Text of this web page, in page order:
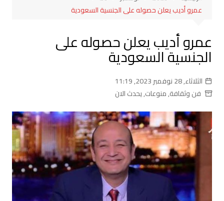
عمرو أديب يعلن حصوله على الجنسية السعودية
عمرو أديب يعلن حصوله على
الجنسية السعودية
الثلاثاء, 28 نوفمبر 2023, 11:19
فن وثقافة,منوعات,يحدث الان